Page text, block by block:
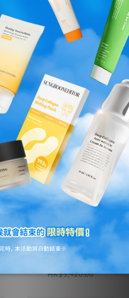
滲透] 深層膠原凍齡抗皺雙步曲
~ HK$599.00
深層膠原蛋白系列
深層膠原蛋白抗皺提拉過夜
面膜(4片裝)
HK$139.00 ~ HK$790.00
HK$3,420.00